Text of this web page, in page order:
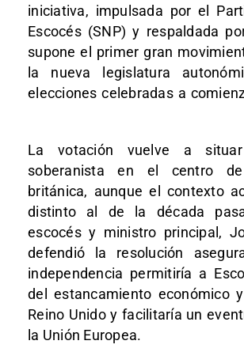
iniciativa, impulsada por el
Escocés (SNP) y respaldada
supone el primer gran
la nueva legislatura
elecciones celebradas a
La votación vuelve a
soberanista en el centro
británica, aunque el contexto
distinto al de la década
escocés y ministro principal,
defendió la resolución
independencia permitiría a
del estancamiento económico y
Reino Unido y facilitaría un
la Unión Europea.